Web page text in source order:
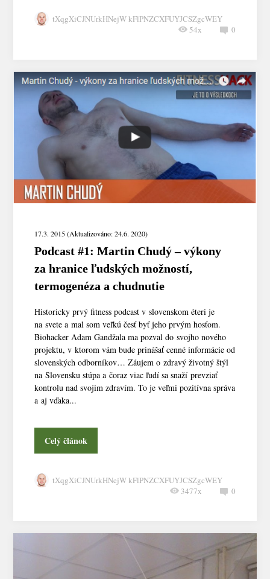
tXqgXiCJNUrkHNejW kFlPNZCXFUYJCSZgcWEY
0
54x
17.3. 2015 (Aktualizováno: 24.6. 2020)
Podcast #1: Martin Chudý – výkony
za hranice ľudských možností,
termogenéza a chudnutie
Historicky prvý fitness podcast v slovenskom éteri je
na svete a mal som veľkú česť byť jeho prvým hosťom.
Biohacker Adam Gandžala ma pozval do svojho nového
projektu, v ktorom vám bude prinášať cenné informácie od
slovenských odborníkov… Záujem o zdravý životný štýl
na Slovensku stúpa a čoraz viac ľudí sa snaží prevziať
kontrolu nad svojim zdravím. To je veľmi pozitívna správa
a aj vďaka...
Celý článok
tXqgXiCJNUrkHNejW kFlPNZCXFUYJCSZgcWEY
0
3477x